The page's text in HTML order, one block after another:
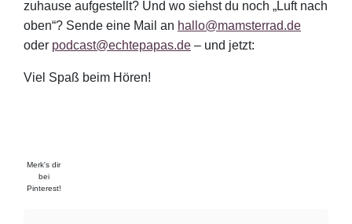
zuhause aufgestellt? Und wo siehst du noch „Luft nach
oben“? Sende eine Mail an hallo@mamsterrad.de
oder podcast@echtepapas.de – und jetzt:
Viel Spaß beim Hören!
Merk's dir
bei
Pinterest!